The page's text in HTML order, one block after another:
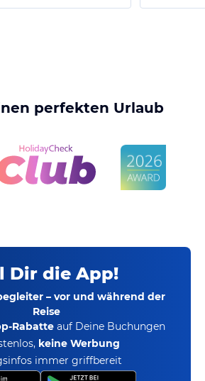
perfekten Urlaub
Dir die App!
– vor und während der
Reise
Rabatte auf Deine Buchungen
keine Werbung
immer griffbereit